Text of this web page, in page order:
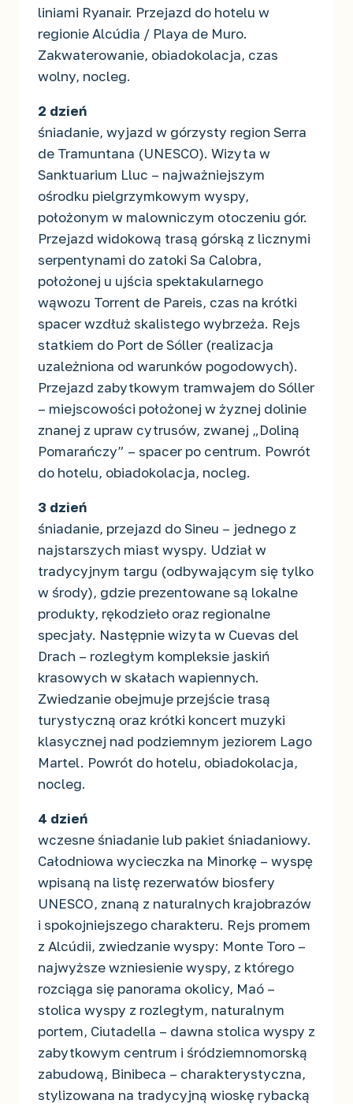
liniami Ryanair. Przejazd do hotelu w
regionie Alcúdia / Playa de Muro.
Zakwaterowanie, obiadokolacja, czas
wolny, nocleg.
2 dzień
śniadanie, wyjazd w górzysty region Serra
de Tramuntana (UNESCO). Wizyta w
Sanktuarium Lluc – najważniejszym
ośrodku pielgrzymkowym wyspy,
położonym w malowniczym otoczeniu gór.
Przejazd widokową trasą górską z licznymi
serpentynami do zatoki Sa Calobra,
położonej u ujścia spektakularnego
wąwozu Torrent de Pareis, czas na krótki
spacer wzdłuż skalistego wybrzeża. Rejs
statkiem do Port de Sóller (realizacja
uzależniona od warunków pogodowych).
Przejazd zabytkowym tramwajem do Sóller
– miejscowości położonej w żyznej dolinie
znanej z upraw cytrusów, zwanej „Doliną
Pomarańczy” – spacer po centrum. Powrót
do hotelu, obiadokolacja, nocleg.
3 dzień
śniadanie, przejazd do Sineu – jednego z
najstarszych miast wyspy. Udział w
tradycyjnym targu (odbywającym się tylko
w środy), gdzie prezentowane są lokalne
produkty, rękodzieło oraz regionalne
specjały. Następnie wizyta w Cuevas del
Drach – rozległym kompleksie jaskiń
krasowych w skałach wapiennych.
Zwiedzanie obejmuje przejście trasą
turystyczną oraz krótki koncert muzyki
klasycznej nad podziemnym jeziorem Lago
Martel. Powrót do hotelu, obiadokolacja,
nocleg.
4 dzień
wczesne śniadanie lub pakiet śniadaniowy.
Całodniowa wycieczka na Minorkę – wyspę
wpisaną na listę rezerwatów biosfery
UNESCO, znaną z naturalnych krajobrazów
i spokojniejszego charakteru. Rejs promem
z Alcúdii, zwiedzanie wyspy: Monte Toro –
najwyższe wzniesienie wyspy, z którego
rozciąga się panorama okolicy, Maó –
stolica wyspy z rozległym, naturalnym
portem, Ciutadella – dawna stolica wyspy z
zabytkowym centrum i śródziemnomorską
zabudową, Binibeca – charakterystyczna,
stylizowana na tradycyjną wioskę rybacką